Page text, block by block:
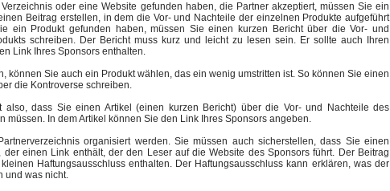
oder eine Website gefunden haben, die Partner akzeptiert, müssen Sie ein
Beitrag erstellen, in dem die Vor- und Nachteile der einzelnen Produkte aufgeführt
ein Produkt gefunden haben, müssen Sie einen kurzen Bericht über die Vor- und
schreiben. Der Bericht muss kurz und leicht zu lesen sein. Er sollte auch Ihren
Link Ihres Sponsors enthalten.
können Sie auch ein Produkt wählen, das ein wenig umstritten ist. So können Sie einen
die Kontroverse schreiben.
also, dass Sie einen Artikel (einen kurzen Bericht) über die Vor- und Nachteile des
müssen. In dem Artikel können Sie den Link Ihres Sponsors angeben.
organisiert werden. Sie müssen auch sicherstellen, dass Sie einen
der einen Link enthält, der den Leser auf die Website des Sponsors führt. Der Beitrag
Haftungsausschluss enthalten. Der Haftungsausschluss kann erklären, was der
und was nicht.